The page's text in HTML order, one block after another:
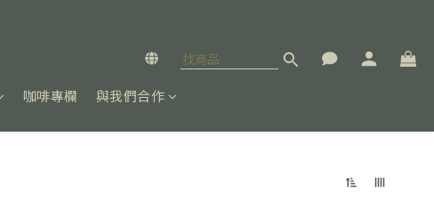
咖啡專欄 與我們合作